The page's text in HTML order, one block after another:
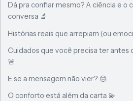
Dá pra confiar mesmo? A ciência e o
conversa 🔬
Histórias reais que arrepiam (ou
Cuidados que você precisa ter antes
🚨
E se a mensagem não vier? 😔
O conforto está além da carta 💫